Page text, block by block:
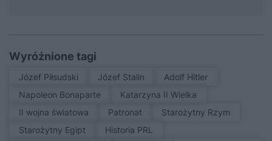
Wyróżnione tagi
Józef Piłsudski Józef Stalin
Adolf Hitler
Napoleon Bonaparte
Katarzyna II Wielka
II wojna światowa
patronat
Starożytny Rzym
Starożytny Egipt
Historia PRL